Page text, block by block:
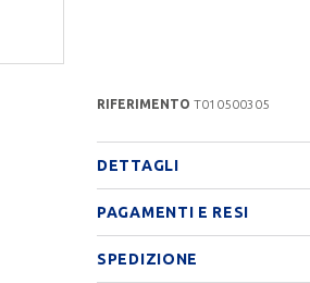
RIFERIMENTO T010500305
DETTAGLI
PAGAMENTI E RESI
SPEDIZIONE